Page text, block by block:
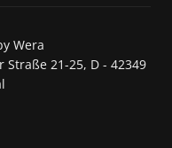
Wera
Straße 21-25, D - 42349